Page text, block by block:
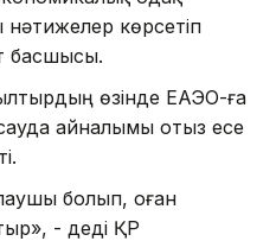
көрсетіп
басшысы.
өзінде ЕАЭО-ға
айналымы отыз есе
болып, оған
- деді ҚР